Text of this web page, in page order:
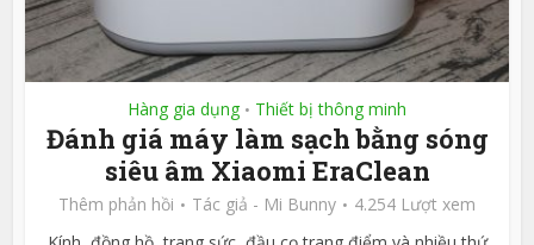
Hàng gia dụng • Thiết bị thông minh
Đánh giá máy làm sạch bằng sóng
siêu âm Xiaomi EraClean
Thêm phản hồi Tác giả - Mi Bunny
4.254 Lượt xem